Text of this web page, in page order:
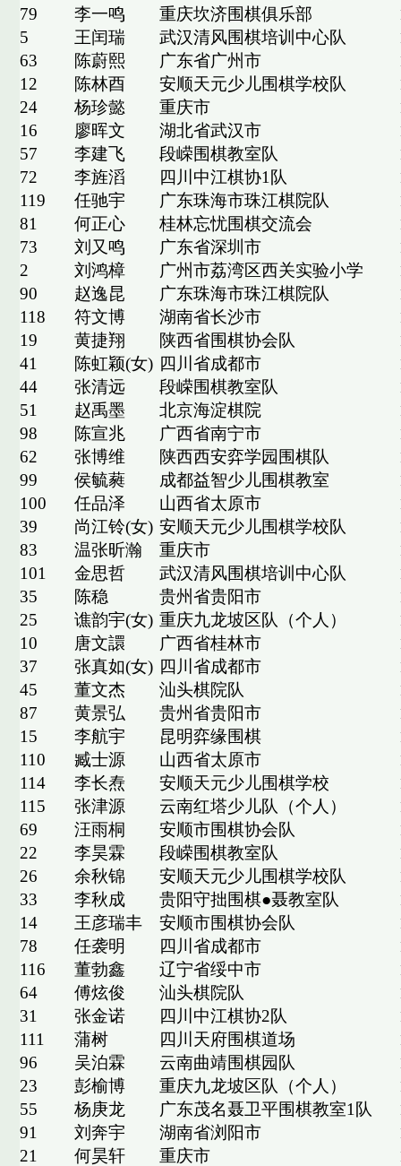
79
李一鸣 重庆坎济围棋俱乐部
5
王闰瑞 武汉清风围棋培训中心队
63
陈蔚熙 广东省广州市
12
陈林酉 安顺天元少儿围棋学校队
24
杨珍懿 重庆市
16
廖晖文 湖北省武汉市
57
李建飞 段嵘围棋教室队
72
李旌滔 四川中江棋协1队
119
任驰宇 广东珠海市珠江棋院队
81
何正心 桂林忘忧围棋交流会
73
刘又鸣 广东省深圳市
2
刘鸿樟 广州市荔湾区西关实验小学
90
赵逸昆 广东珠海市珠江棋院队
118
符文博 湖南省长沙市
19
黄捷翔 陕西省围棋协会队
41
陈虹颖(女) 四川省成都市
44
张清远 段嵘围棋教室队
51
赵禹墨 北京海淀棋院
98
陈宣兆 广西省南宁市
62
张博维 陕西西安弈学园围棋队
99
侯毓蕤 成都益智少儿围棋教室
100
任品泽 山西省太原市
39
尚江铃(女) 安顺天元少儿围棋学校队
83
温张昕瀚 重庆市
101
金思哲 武汉清风围棋培训中心队
35
陈稳 贵州省贵阳市
25
谯韵宇(女) 重庆九龙坡区队（个人）
10
唐文譞 广西省桂林市
37
张真如(女) 四川省成都市
45
董文杰 汕头棋院队
87
黄景弘 贵州省贵阳市
15
李航宇 昆明弈缘围棋
110
臧士源 山西省太原市
114
李长焘 安顺天元少儿围棋学校
115
张津源 云南红塔少儿队（个人）
69
汪雨桐 安顺市围棋协会队
22
李昊霖 段嵘围棋教室队
26
余秋锦 安顺天元少儿围棋学校队
33
李秋成 贵阳守拙围棋●聂教室队
14
王彦瑞丰 安顺市围棋协会队
78
任袭明 四川省成都市
116
董勃鑫 辽宁省绥中市
64
傅炫俊 汕头棋院队
31
张金诺 四川中江棋协2队
111
蒲树 四川天府围棋道场
96
吴泊霖 云南曲靖围棋园队
23
彭榆博 重庆九龙坡区队（个人）
55
杨庚龙 广东茂名聂卫平围棋教室1队
91
刘奔宇 湖南省浏阳市
21
何昊轩 重庆市